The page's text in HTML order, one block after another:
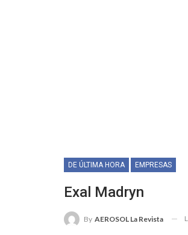
DE ÚLTIMA HORA EMPRESAS
Exal Madryn
By AEROSOL La Revista